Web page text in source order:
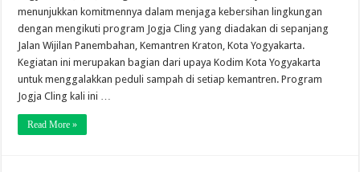
menunjukkan komitmennya dalam menjaga kebersihan lingkungan
dengan mengikuti program Jogja Cling yang diadakan di sepanjang
Jalan Wijilan Panembahan, Kemantren Kraton, Kota Yogyakarta.
Kegiatan ini merupakan bagian dari upaya Kodim Kota Yogyakarta
untuk menggalakkan peduli sampah di setiap kemantren. Program
Jogja Cling kali ini …
Read More »